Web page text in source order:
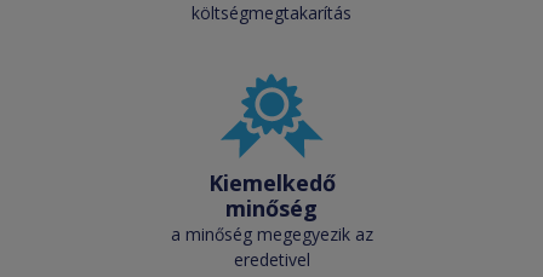
költségmegtakarítás
Kiemelkedő
minőség
a minőség megegyezik az
eredetivel